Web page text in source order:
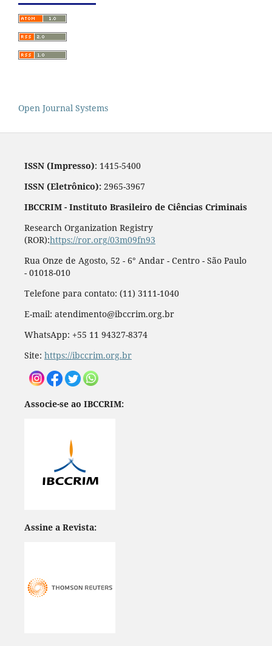
Open Journal Systems
ISSN (Impresso): 1415-5400
ISSN (Eletrônico): 2965-3967
IBCCRIM - Instituto Brasileiro de Ciências Criminais
Research Organization Registry
(ROR):https://ror.org/03m09fn93
Rua Onze de Agosto, 52 - 6° Andar - Centro - São Paulo
- 01018-010
Telefone para contato: (11) 3111-1040
E-mail: atendimento@ibccrim.org.br
WhatsApp: +55 11 94327-8374
Site: https://ibccrim.org.br
Associe-se ao IBCCRIM:
Assine a Revista: